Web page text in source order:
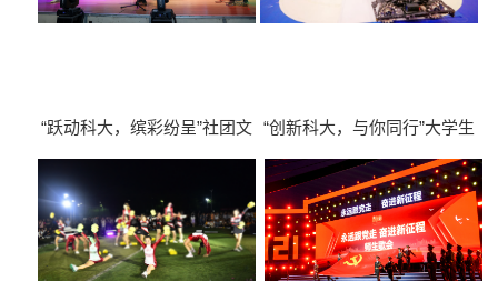
“跃动科大，缤彩纷呈”社团文
化展演
“创新科大，与你同行”大学生
科创作品展示活动